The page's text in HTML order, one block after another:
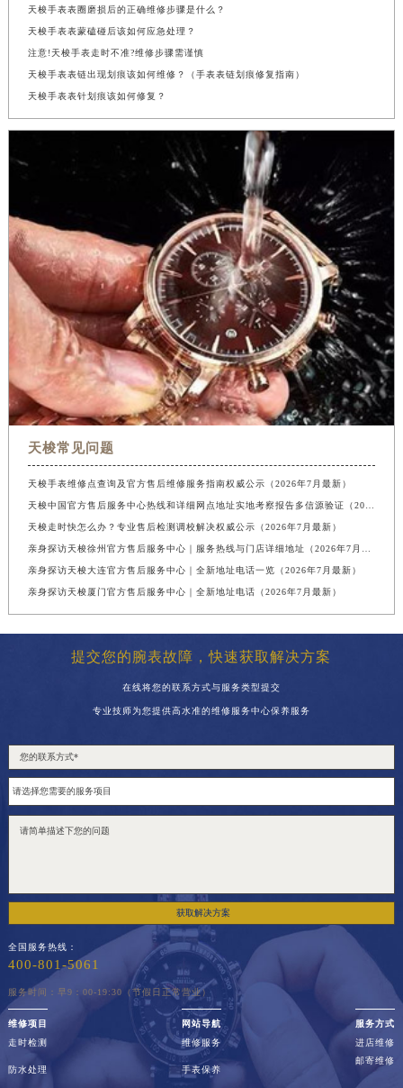
天梭手表表圈磨损后的正确维修步骤是什么？
天梭手表表蒙磕碰后该如何应急处理？
注意!天梭手表走时不准?维修步骤需谨慎
天梭手表表链出现划痕该如何维修？（手表表链划痕修复指南）
天梭手表表针划痕该如何修复？
天梭常见问题
天梭手表维修点查询及官方售后维修服务指南权威公示（2026年7月最新）
天梭走时快怎么办？专业售后检测调校解决权威公示（2026年7月最新）
亲身探访天梭大连官方售后服务中心｜全新地址电话一览（2026年7月最新）
亲身探访天梭厦门官方售后服务中心｜全新地址电话（2026年7月最新）
提交您的腕表故障，快速获取解决方案
在线将您的联系方式与服务类型提交
专业技师为您提供高水准的维修服务中心保养服务
获取解决方案
全国服务热线：
400-801-5061
服务时间：早9：00-19:30（节假日正常营业）
维修项目
走时检测
防水处理
网站导航
维修服务
手表保养
服务方式
进店维修
邮寄维修